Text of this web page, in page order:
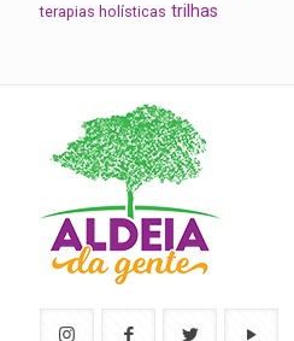
terapias holísticas trilhas